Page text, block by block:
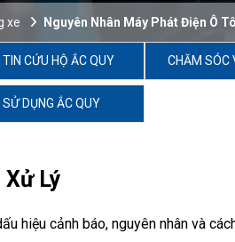
xe Nguyên Nhân Máy Phát Điện Ô
CỨU HỘ ẮC QUY CHĂM SÓC
SỬ DỤNG ẮC QUY
Lý
hiệu cảnh báo, nguyên nhân và